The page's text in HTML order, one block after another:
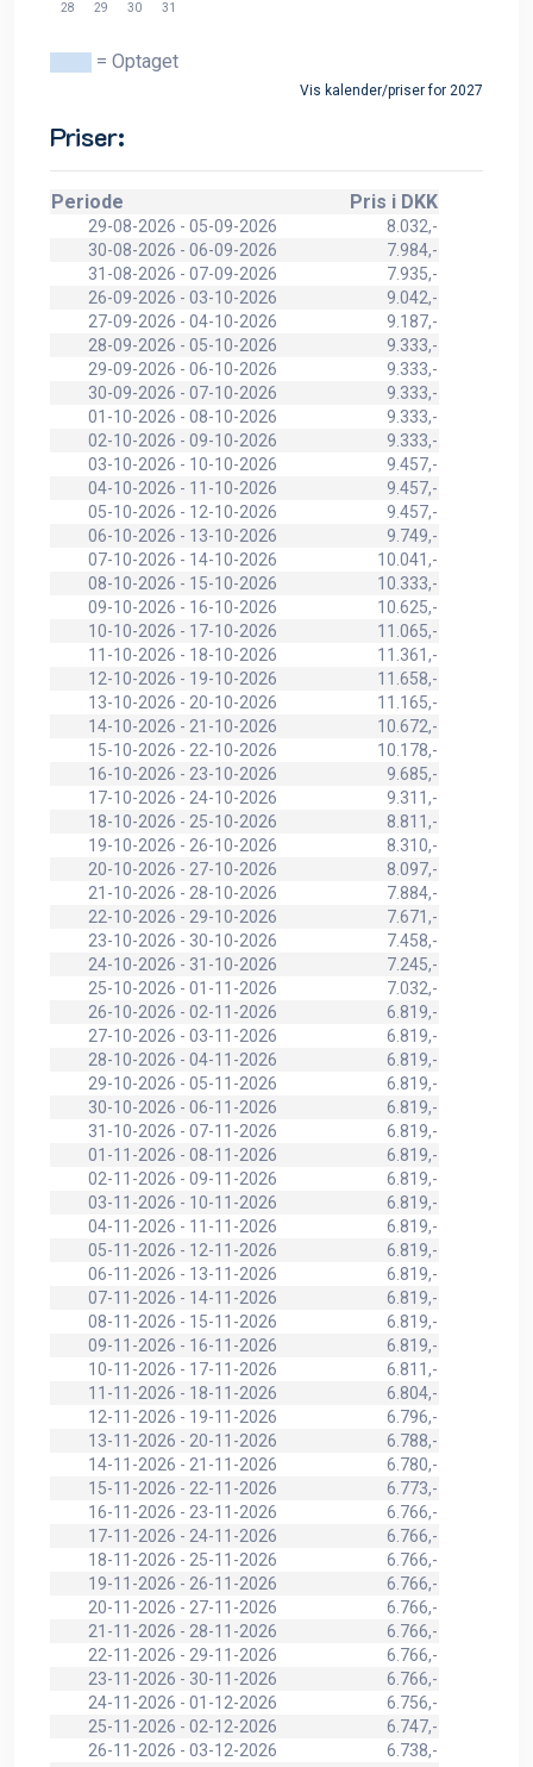
28
29 30 31
= Optaget
Vis kalender/priser for 2027
Priser:
Periode Pris i DKK
29-08-2026 - 05-09-2026
8.032,-
30-08-2026 - 06-09-2026
7.984,-
31-08-2026 - 07-09-2026
7.935,-
26-09-2026 - 03-10-2026
9.042,-
27-09-2026 - 04-10-2026
9.187,-
28-09-2026 - 05-10-2026
9.333,-
29-09-2026 - 06-10-2026
9.333,-
30-09-2026 - 07-10-2026
9.333,-
01-10-2026 - 08-10-2026
9.333,-
02-10-2026 - 09-10-2026
9.333,-
03-10-2026 - 10-10-2026
9.457,-
04-10-2026 - 11-10-2026
9.457,-
05-10-2026 - 12-10-2026
9.457,-
06-10-2026 - 13-10-2026
9.749,-
07-10-2026 - 14-10-2026
10.041,-
08-10-2026 - 15-10-2026
10.333,-
09-10-2026 - 16-10-2026
10.625,-
10-10-2026 - 17-10-2026
11.065,-
11-10-2026 - 18-10-2026
11.361,-
12-10-2026 - 19-10-2026
11.658,-
13-10-2026 - 20-10-2026
11.165,-
14-10-2026 - 21-10-2026
10.672,-
15-10-2026 - 22-10-2026
10.178,-
16-10-2026 - 23-10-2026
9.685,-
17-10-2026 - 24-10-2026
9.311,-
18-10-2026 - 25-10-2026
8.811,-
19-10-2026 - 26-10-2026
8.310,-
20-10-2026 - 27-10-2026
8.097,-
21-10-2026 - 28-10-2026
7.884,-
22-10-2026 - 29-10-2026
7.671,-
23-10-2026 - 30-10-2026
7.458,-
24-10-2026 - 31-10-2026
7.245,-
25-10-2026 - 01-11-2026
7.032,-
26-10-2026 - 02-11-2026
6.819,-
27-10-2026 - 03-11-2026
6.819,-
28-10-2026 - 04-11-2026
6.819,-
29-10-2026 - 05-11-2026
6.819,-
30-10-2026 - 06-11-2026
6.819,-
31-10-2026 - 07-11-2026
6.819,-
01-11-2026 - 08-11-2026
6.819,-
02-11-2026 - 09-11-2026
6.819,-
03-11-2026 - 10-11-2026
6.819,-
04-11-2026 - 11-11-2026
6.819,-
05-11-2026 - 12-11-2026
6.819,-
06-11-2026 - 13-11-2026
6.819,-
07-11-2026 - 14-11-2026
6.819,-
08-11-2026 - 15-11-2026
6.819,-
09-11-2026 - 16-11-2026
6.819,-
10-11-2026 - 17-11-2026
6.811,-
11-11-2026 - 18-11-2026
6.804,-
12-11-2026 - 19-11-2026
6.796,-
13-11-2026 - 20-11-2026
6.788,-
14-11-2026 - 21-11-2026
6.780,-
15-11-2026 - 22-11-2026
6.773,-
16-11-2026 - 23-11-2026
6.766,-
17-11-2026 - 24-11-2026
6.766,-
18-11-2026 - 25-11-2026
6.766,-
19-11-2026 - 26-11-2026
6.766,-
20-11-2026 - 27-11-2026
6.766,-
21-11-2026 - 28-11-2026
6.766,-
22-11-2026 - 29-11-2026
6.766,-
23-11-2026 - 30-11-2026
6.766,-
24-11-2026 - 01-12-2026
6.756,-
25-11-2026 - 02-12-2026
6.747,-
26-11-2026 - 03-12-2026
6.738,-